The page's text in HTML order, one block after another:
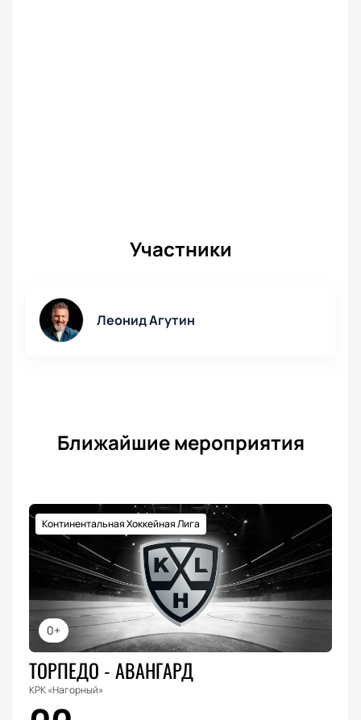
Участники
Леонид Агутин
Ближайшие мероприятия
0+
Континентальная Хоккейная Лига
ТОРПЕДО - АВАНГАРД
КРК «Нагорный»